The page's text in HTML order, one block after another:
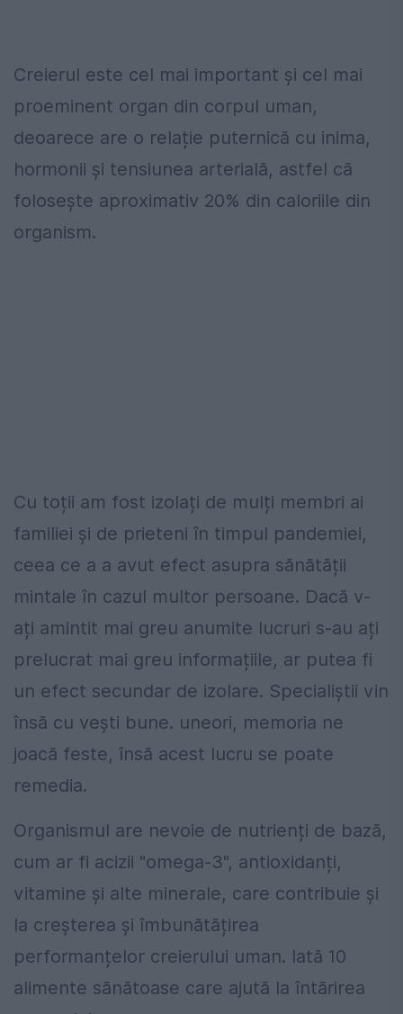
Creierul este cel mai important și cel mai
proeminent organ din corpul uman,
deoarece are o relație puternică cu inima,
hormonii și tensiunea arterială, astfel că
folosește aproximativ 20% din caloriile din
organism.
Cu toții am fost izolați de mulți membri ai
familiei și de prieteni în timpul pandemiei,
ceea ce a a avut efect asupra sănătății
mintale în cazul multor persoane. Dacă v-
ați amintit mai greu anumite lucruri s-au ați
prelucrat mai greu informațiile, ar putea fi
un efect secundar de izolare. Specialiștii vin
însă cu vești bune. uneori, memoria ne
joacă feste, însă acest lucru se poate
remedia.
Organismul are nevoie de nutrienți de bază,
cum ar fi acizii "omega-3", antioxidanți,
vitamine și alte minerale, care contribuie și
la creșterea și îmbunătățirea
performanțelor creierului uman. Iată 10
alimente sănătoase care ajută la întărirea